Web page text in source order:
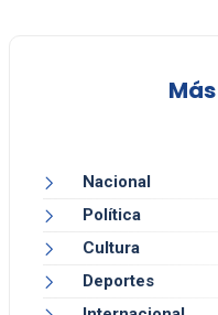
Nacional
Política
Cultura
Deportes